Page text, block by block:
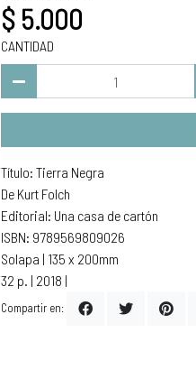
$ 5.000
CANTIDAD
Título: Tierra Negra
De Kurt Folch
Editorial: Una casa de cartón
ISBN: 9789569809026
Solapa | 135 x 200mm
32 p. | 2018 |
Compartir en: